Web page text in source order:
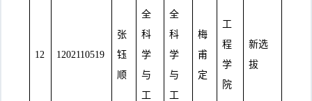
12 1202110519
张
钰
顺
全
科
学
与
工
全
科
学
与
工
梅
甫
定
工
程
学
院
新选
拔